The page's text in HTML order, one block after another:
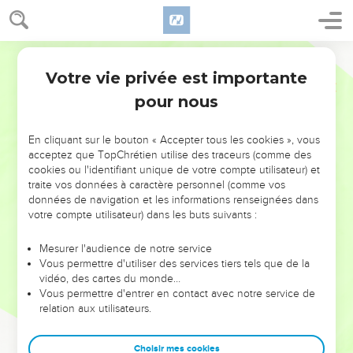
NE MANQUEZ PAS L’ÉVÉNEMENT
DE L’ANNÉE !
ET SI LEURS ERREURS POUVAIENT VOUS ÉVITER LES
VOTRES ?
leur foi ou leur vision. Mais on voit moins les doutes, les erreurs
et les saisons difficiles qu'ils ont traversés, alors même que ce
sont elles qui les ont façonnés.
Dans cette conférence, leaders, entrepreneurs, et responsables
clés pour avancer avec plus de sagesse afin que leurs erreurs
Votre vie privée est importante
pour nous
En cliquant sur le bouton « Accepter tous les cookies », vous
acceptez que TopChrétien utilise des traceurs (comme des
cookies ou l'identifiant unique de votre compte utilisateur) et
traite vos données à caractère personnel (comme vos
données de navigation et les informations renseignées dans
votre compte utilisateur) dans les buts suivants :
Mesurer l'audience de notre service
Vous permettre d'utiliser des services tiers tels que de la
vidéo, des cartes du monde…
Vous permettre d'entrer en contact avec notre service de
relation aux utilisateurs.
Choisir mes cookies